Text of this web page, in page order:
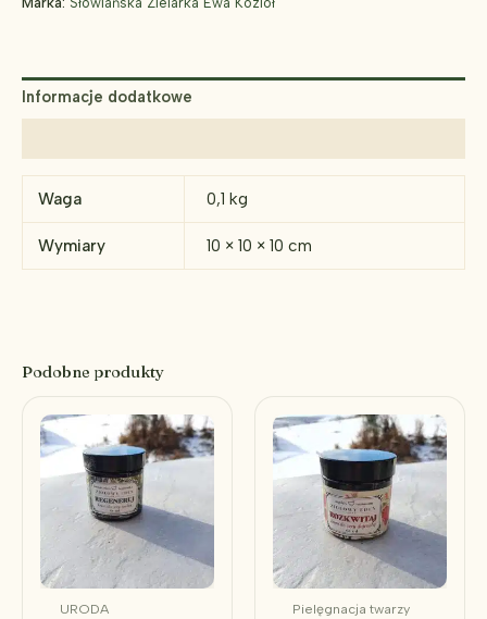
pomocy
i
dzieci
60
Informacje dodatkowe
Waga 0,1 kg
Wymiary 10 × 10 × 10 cm
Podobne produkty
URODA Pielęgnacja twarzy